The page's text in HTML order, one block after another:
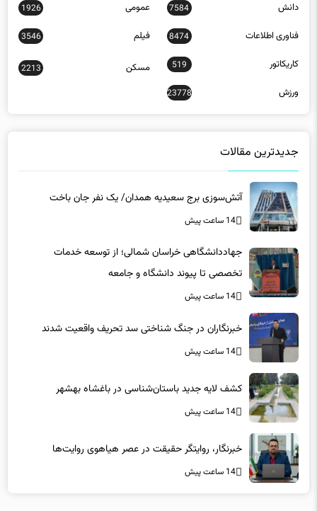
دانش 7584 عمومی 1926
فناوری اطلاعات 8474 فیلم 3546
کاریکاتور 519 مسکن 2213
ورزش 23778
جدیدترین مقالات
آتش‌سوزی برج سعیدیه همدان/ یک نفر جان باخت
14 ساعت پیش
جهاددانشگاهی خراسان شمالی؛ از توسعه خدمات
تخصصی تا پیوند دانشگاه و جامعه
14 ساعت پیش
خبرنگاران در جنگ شناختی سد تحریف واقعیت شدند
14 ساعت پیش
کشف لایه جدید باستان‌شناسی در باغشاه بهشهر
14 ساعت پیش
خبرنگار، روایتگر حقیقت در عصر هیاهوی روایت‌ها
14 ساعت پیش